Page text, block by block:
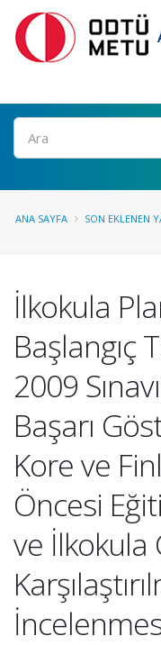
Ara
ANA SAYFA SON EKLENEN
İlkokula
Başlangıç
2009
Başarı
Kore ve
Öncesi
ve İlkokula